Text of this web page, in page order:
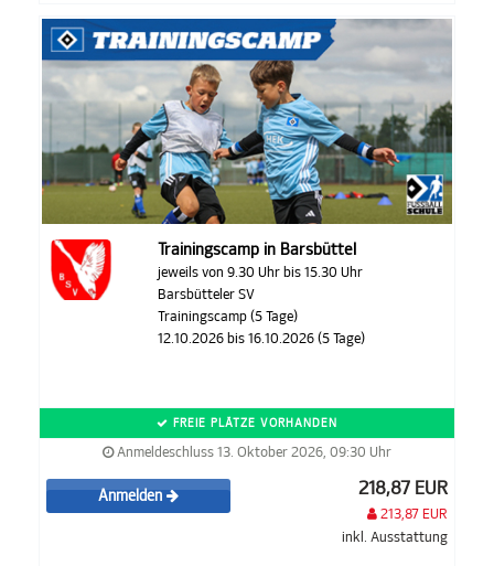
Trainingscamp in Barsbüttel
jeweils von 9.30 Uhr bis 15.30 Uhr
Barsbütteler SV
Trainingscamp (5 Tage)
12.10.2026 bis 16.10.2026 (5 Tage)
FREIE PLÄTZE VORHANDEN
Anmeldeschluss 13. Oktober 2026, 09:30 Uhr
Anmelden 218,87 EUR
213,87 EUR
inkl. Ausstattung